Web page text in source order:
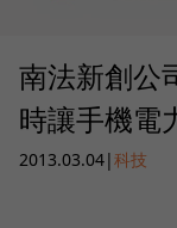
南法新創公
時讓手機電
2013.03.04|科技